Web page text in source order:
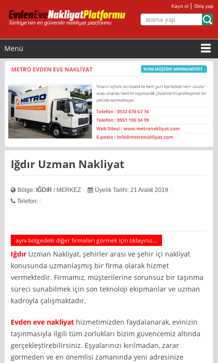
Kayıt ol |Giriş yap
Menü
Iğdır Uzman Nakliyat
Bölge: IĞDIR / MERKEZ
Üyelik Tarihi: 21 Aralık 2019
Telefon:
aynı bölgedeki diğer firmaları görmek için tıklayınız...
Iğdır Uzman Nakliyat, şehirler arası ve şehir içi nakliyat
konusunda uzmanlaşmış bir firma olarak hizmet
vermektedir. Firmamız, müşterilerine sorunsuz bir taşınma
süreci sunabilmek için son teknoloji ekipmanlar ve uzman
kadroyla çalışmaktadır.
Evden eve nakliyat hizmetimizden faydalanarak, evinizin
taşınmasıyla ilgili tüm zorlukları bizim güvencemiz altında
gerçekleştirebilirsiniz. Eşyalarınızı kırılmadan, zarar
görmeden ve en önemlisi zamanında yeni adresinize